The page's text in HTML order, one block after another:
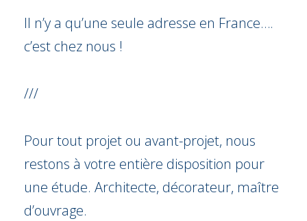
Il n’y a qu’une seule adresse en France….
c’est chez nous !
///
Pour tout projet ou avant-projet, nous
restons à votre entière disposition pour
une étude. Architecte, décorateur, maître
d’ouvrage.